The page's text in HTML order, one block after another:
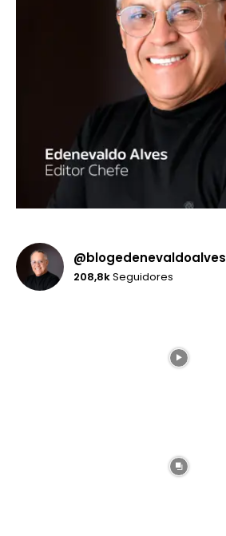
@blogedenevaldoalves
208,8kSeguidores